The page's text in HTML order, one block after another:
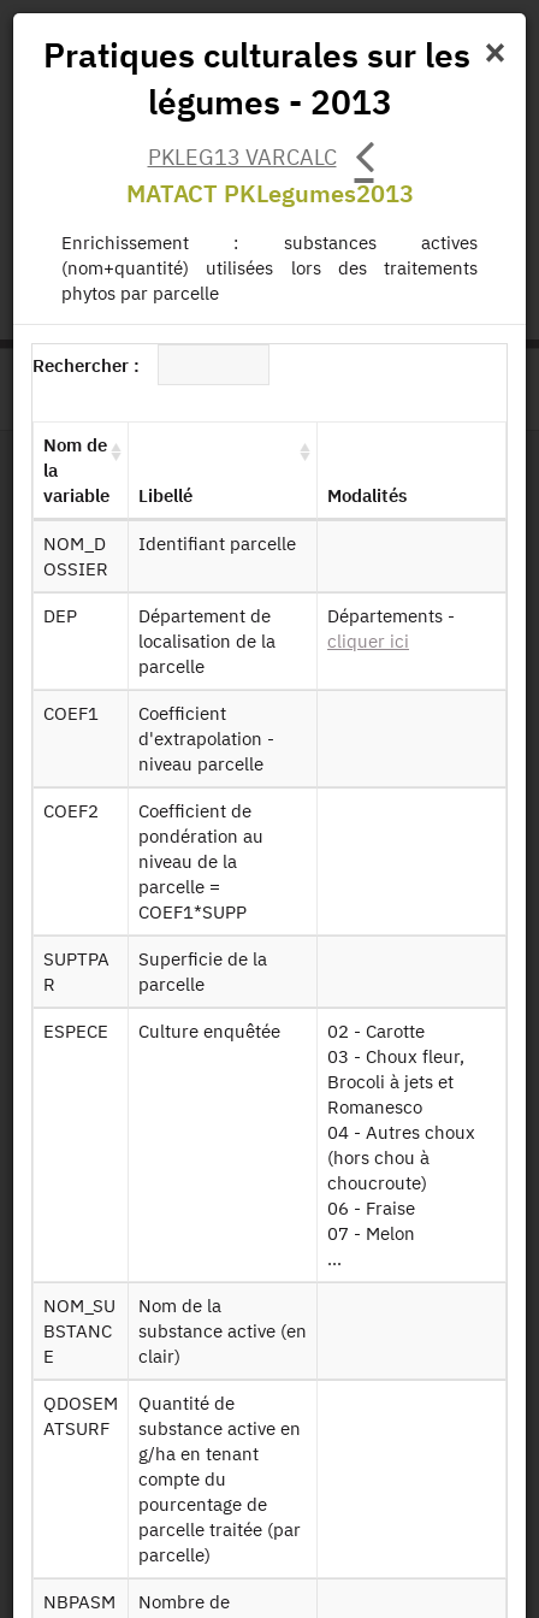
Missions
status.io EN FR
Dessin de fichier
Identifiant persistant (DOI)
Retour à la source
PKLEG : Pratiques culturales sur
les légumes - 2013
Autres produits :2022,2013
Autorisation :Comité du Secret Statistique
29/09/2015
PKLEG13 EXPL
variables
ramenées au
exploitations
PKLEG13 FUMI
Ensemble de
tous les apports
de fumure
minérale
PKLEG13 FUMO
Ensemble de
tous les apports
×
Pratiques culturales sur les
légumes - 2013
PKLEG13 VARCALC
MATACT PKLegumes2013
Enrichissement : substances actives
(nom+quantité) utilisées lors des traitements
phytos par parcelle
Rechercher :
Nom de
la
variable
Libellé Modalités
NOM_D
OSSIER
Identifiant parcelle
DEP
Département de
localisation de la
parcelle
Départements -
cliquer ici
COEF1
Coefficient
d'extrapolation -
niveau parcelle
COEF2
Coefficient de
pondération au
niveau de la
parcelle =
COEF1*SUPP
SUPTPA
R
Superficie de la
parcelle
ESPECE Culture enquêtée
02 - Carotte
03 - Choux fleur,
Brocoli à jets et
Romanesco
04 - Autres choux
(hors chou à
choucroute)
06 - Fraise
07 - Melon
...
NOM_SU
BSTANC
E
Nom de la
substance active (en
clair)
QDOSEM
ATSURF
Quantité de
substance active en
g/ha en tenant
compte du
pourcentage de
parcelle traitée (par
parcelle)
NBPASM
Nombre de